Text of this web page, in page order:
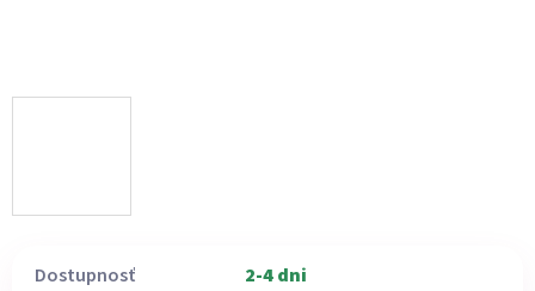
Dostupnosť 2-4 dni